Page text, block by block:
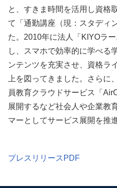
と、すきま時間を活用し資格
て「通勤講座（現：スタディ
た。2010年に法人「KIYOラ
し、スマホで効率的に学べる
ンテンツを充実させ、資格ラ
上 を図ってきました。さらに
員教育クラウドサービス「
展開するなど社会人や企業教
マーとしてサービス展開を推
プレスリリースPDF